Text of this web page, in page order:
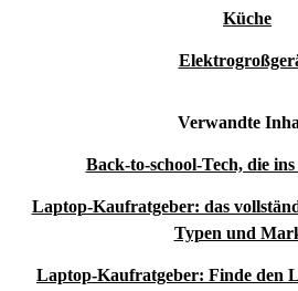
Küche
Verwandte
Back-to-school-Tech, die
Laptop-Kaufratgeber: das
Typen und
Laptop-Kaufratgeber: Finde den